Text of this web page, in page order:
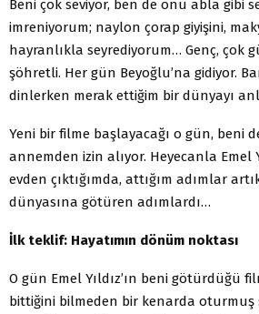
Beni çok seviyor, ben de onu abla gibi
imreniyorum; naylon çorap giyişini,
hayranlıkla seyrediyorum… Genç, çok
şöhretli. Her gün Beyoğlu’na gidiyor.
dinlerken merak ettiğim bir dünyayı
Yeni bir filme başlayacağı o gün, beni
annemden izin alıyor. Heyecanla Emel
evden çıktığımda, attığım adımlar
dünyasına götüren adımlardı…
İlk teklif: Hayatımın dönüm noktası
O gün Emel Yıldız’ın beni götürdüğü
bittiğini bilmeden bir kenarda oturmuş